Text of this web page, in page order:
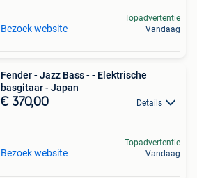
Bezoek website
Topadvertentie
Vandaag
Fender - Jazz Bass - - Elektrische
basgitaar - Japan
€ 370,00 Details
Bezoek website
Topadvertentie
Vandaag